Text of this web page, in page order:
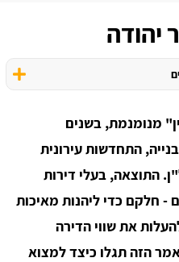
יהודה
מנומנמת, בשנים
התחדשות עירונית
התוצאה, בעלי דירות
- חלקם כדי ליהנות מאיכות
את שווי הדירה
הזה תגלו כיצד למצוא